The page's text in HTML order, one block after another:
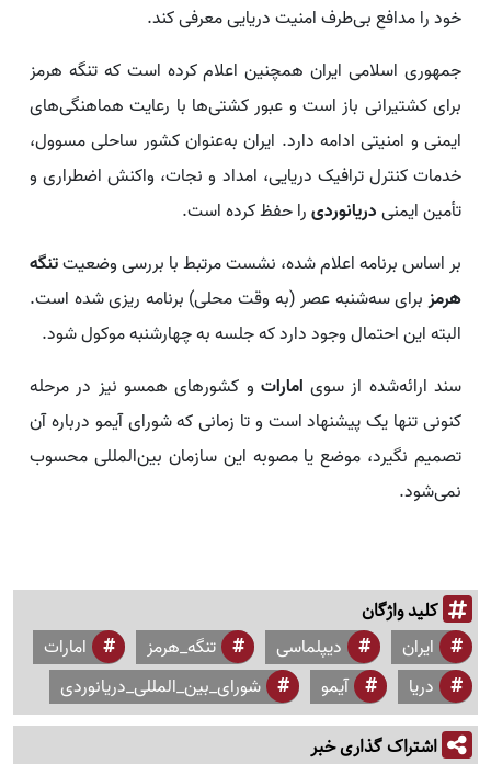
خود را مدافع بی‌طرف امنیت دریایی معرفی کند.
جمهوری اسلامی ایران همچنین اعلام کرده است که تنگه هرمز
برای کشتیرانی باز است و عبور کشتی‌ها با رعایت هماهنگی‌های
ایمنی و امنیتی ادامه دارد. ایران به‌عنوان کشور ساحلی مسوول،
خدمات کنترل ترافیک دریایی، امداد و نجات، واکنش اضطراری و
تأمین ایمنیدریانوردیرا حفظ کرده است.
بر اساس برنامه اعلام شده، نشست مرتبط با بررسی وضعیتتنگه
هرمزبرای سه‌شنبه عصر (به وقت محلی) برنامه ریزی شده است.
البته این احتمال وجود دارد که جلسه به چهارشنبه موکول شود.
سند ارائه‌شده از سوی امارات و کشورهای همسو نیز در مرحله
کنونی تنها یک پیشنهاد است و تا زمانی که شورای آیمو درباره آن
تصمیم نگیرد، موضع یا مصوبه این سازمان بین‌المللی محسوب
نمی‌شود.
کلید واژگان
ایران دیپلماسی تنگه_هرمز
امارات
دریا
آیمو شورای_بین_المللی_دریانوردی
اشتراک گذاری خبر